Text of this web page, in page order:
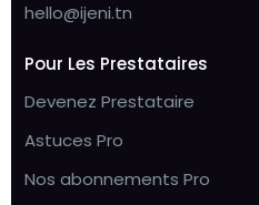
hello@ijeni.tn
Pour Les Prestataires
Devenez Prestataire
Astuces Pro
Nos abonnements Pro